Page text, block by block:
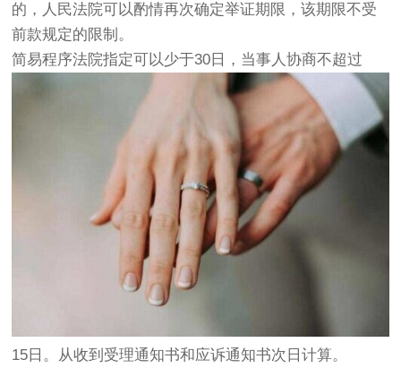
的，人民法院可以酌情再次确定举证期限，该期限不受
前款规定的限制。
简易程序法院指定可以少于30日，当事人协商不超过
15日。从收到受理通知书和应诉通知书次日计算。